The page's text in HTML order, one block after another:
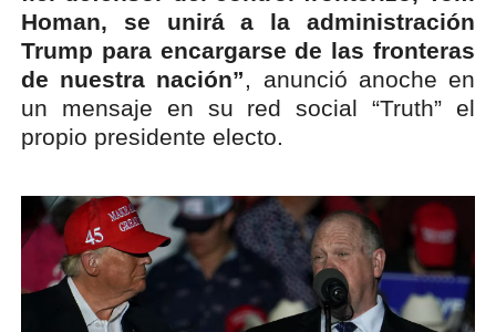
Homan, se unirá a la administración
Trump para encargarse de las fronteras
de nuestra nación”, anunció anoche en
un mensaje en su red social “Truth” el
propio presidente electo.